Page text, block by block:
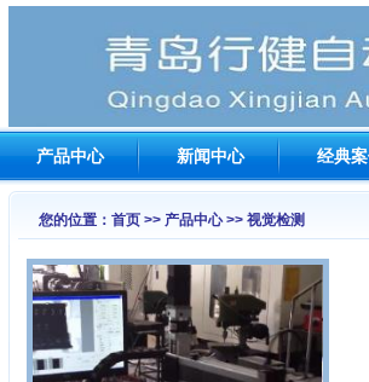
产品中心 新闻中心 经典
您的位置：首页 >> 产品中心 >> 视觉检测